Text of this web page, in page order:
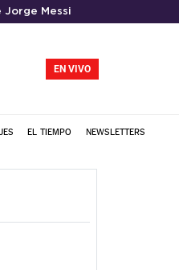
Jorge Messi
EN VIVO
EL TIEMPO NEWSLETTERS